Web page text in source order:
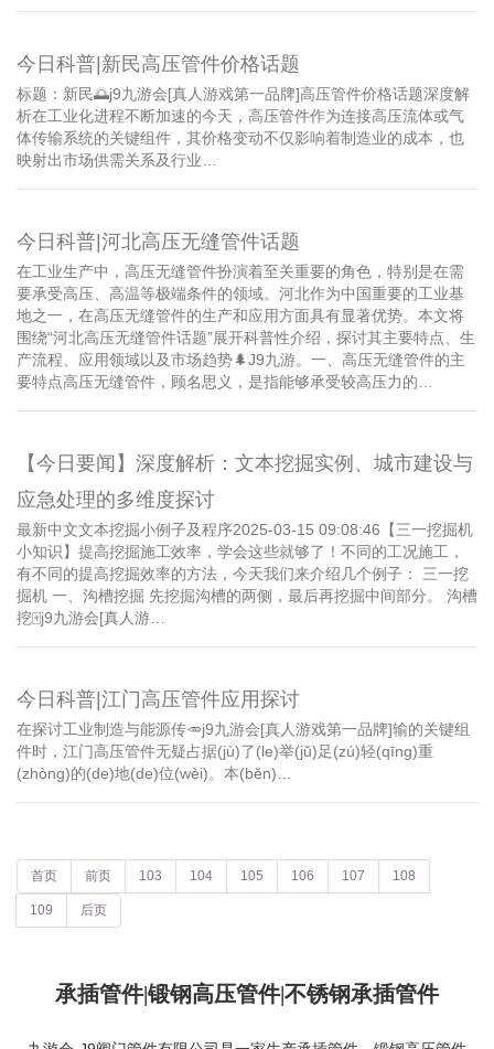
今日科普|新民高压管件价格话题
标题：新民🌅j9九游会[真人游戏第一品牌]高压管件价格话题深度解
析在工业化进程不断加速的今天，高压管件作为连接高压流体或气
体传输系统的关键组件，其价格变动不仅影响着制造业的成本，也
映射出市场供需关系及行业…
今日科普|河北高压无缝管件话题
在工业生产中，高压无缝管件扮演着至关重要的角色，特别是在需
要承受高压、高温等极端条件的领域。河北作为中国重要的工业基
地之一，在高压无缝管件的生产和应用方面具有显著优势。本文将
围绕“河北高压无缝管件话题”展开科普性介绍，探讨其主要特点、生
产流程、应用领域以及市场趋势🌲J9九游。一、高压无缝管件的主
要特点高压无缝管件，顾名思义，是指能够承受较高压力的…
【今日要闻】深度解析：文本挖掘实例、城市建设与
应急处理的多维度探讨
最新中文文本挖掘小例子及程序2025-03-15 09:08:46【三一挖掘机
小知识】提高挖掘施工效率，学会这些就够了！不同的工况施工，
有不同的提高挖掘效率的方法，今天我们来介绍几个例子： 三一挖
掘机 一、沟槽挖掘 先挖掘沟槽的两侧，最后再挖掘中间部分。 沟槽
挖🀄️j9九游会[真人游…
今日科普|江门高压管件应用探讨
在探讨工业制造与能源传🥕j9九游会[真人游戏第一品牌]输的关键组
件时，江门高压管件无疑占据(jù)了(le)举(jǔ)足(zú)轻(qīng)重
(zhòng)的(de)地(de)位(wèi)。本(běn)…
首页 前页 103 104 105 106 107 108
109 后页
承插管件|锻钢高压管件|不锈钢承插管件